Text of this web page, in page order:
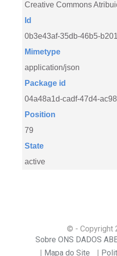
Creative Commons
Id
0b3e43af-35db-46b5-
Mimetype
application/json
Package id
04a48a1d-cadf-47d4-
Position
79
State
active
© - Copyright
Sobre ONS DADOS
Mapa do Site